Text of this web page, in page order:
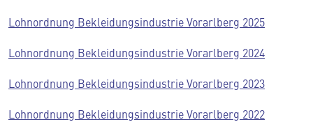
Lohnordnung Bekleidungsindustrie Vorarlberg 2025
Lohnordnung Bekleidungsindustrie Vorarlberg 2024
Lohnordnung Bekleidungsindustrie Vorarlberg 2023
Lohnordnung Bekleidungsindustrie Vorarlberg 2022